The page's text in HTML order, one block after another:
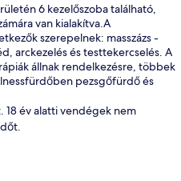
6 kezelőszoba található,
van kialakítva.A
szerepelnek: masszázs -
arckezelés és testtekercselés. A
állnak rendelkezésre, többek
pezsgőfürdő és
év alatti vendégek nem